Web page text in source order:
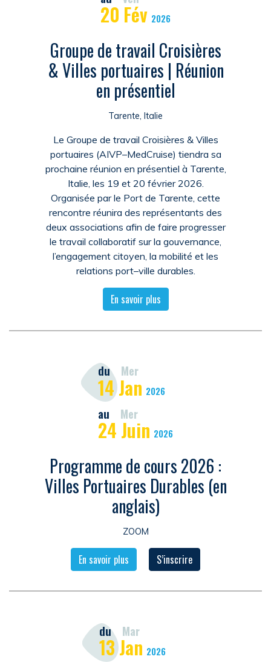
20 Fév 2026
Groupe de travail Croisières
& Villes portuaires | Réunion
en présentiel
Tarente, Italie
Le Groupe de travail Croisières & Villes
portuaires (AIVP–MedCruise) tiendra sa
prochaine réunion en présentiel à Tarente,
Italie, les 19 et 20 février 2026.
Organisée par le Port de Tarente, cette
rencontre réunira des représentants des
deux associations afin de faire progresser
le travail collaboratif sur la gouvernance,
l’engagement citoyen, la mobilité et les
relations port–ville durables.
En savoir plus
du Mer
14 Jan 2026
au Mer
24 Juin 2026
Programme de cours 2026 :
Villes Portuaires Durables (en
anglais)
ZOOM
En savoir plus S’inscrire
du Mar
13 Jan 2026